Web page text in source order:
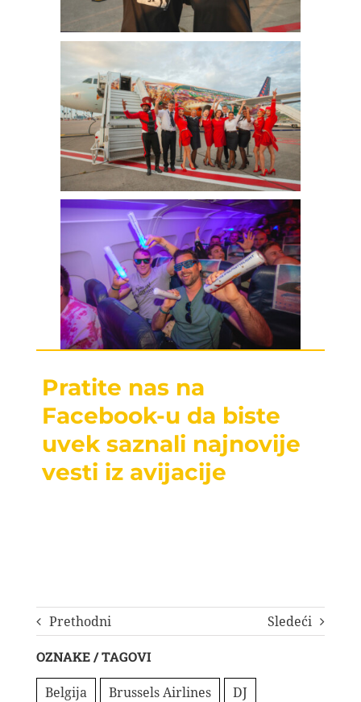
Pratite nas na
Facebook-u da biste
uvek saznali najnovije
vesti iz avijacije
Prethodni Sledeći
OZNAKE / TAGOVI
Belgija Brussels Airlines
DJ